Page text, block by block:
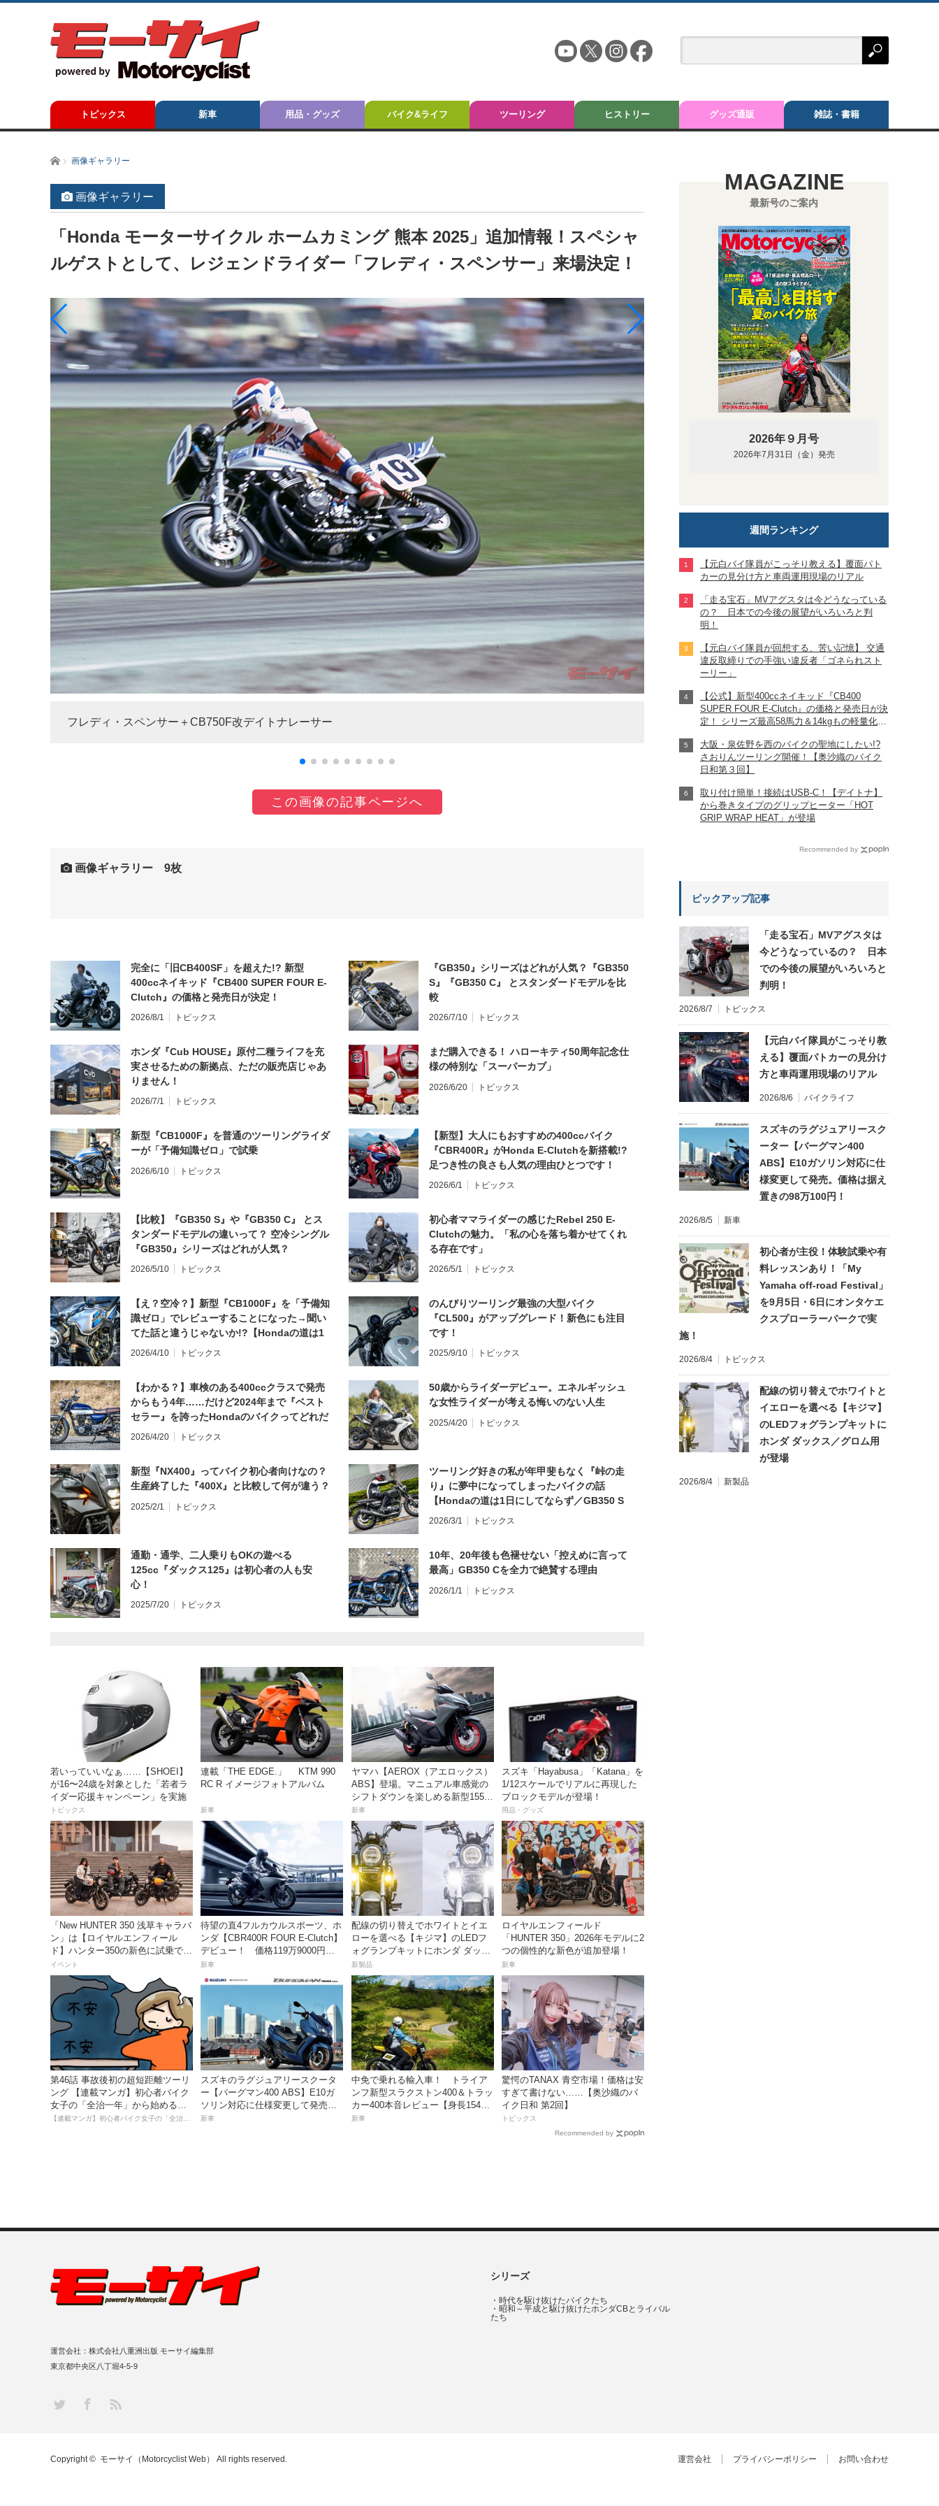
トピックス 新車 用品・グッズ バイク&ライフ ツーリング ヒストリー グッズ通販 雑誌・書籍
ホーム画像ギャラリー
画像ギャラリー
「Honda モーターサイクル ホームカミング 熊本 2025」追加情報！スペシャ
ルゲストとして、レジェンドライダー「フレディ・スペンサー」来場決定！
フレディ・スペンサー＋CB750F改デイトナレーサー
1980年代初頭のF.スペンサー。これ以降、スペンサー
この画像の記事ページへ
画像ギャラリー 9枚
完全に「旧CB400SF」を超えた!? 新型
400ccネイキッド『CB400 SUPER FOUR E-
Clutch』の価格と発売日が決定！
2026/8/1 トピックス
『GB350』シリーズはどれが人気？『GB350
S』『GB350 C』 とスタンダードモデルを比
較
2026/7/10 トピックス
ホンダ『Cub HOUSE』原付二種ライフを充
実させるための新拠点、ただの販売店じゃあ
りません！
2026/7/1 トピックス
まだ購入できる！ ハローキティ50周年記念仕
様の特別な「スーパーカブ」
2026/6/20 トピックス
新型『CB1000F』を普通のツーリングライダ
ーが「予備知識ゼロ」で試乗
2026/6/10 トピックス
【新型】大人にもおすすめの400ccバイク
『CBR400R』がHonda E-Clutchを新搭載!?
足つき性の良さも人気の理由ひとつです！
2026/6/1 トピックス
【比較】『GB350 S』や『GB350 C』 とス
タンダードモデルの違いって？ 空冷シングル
『GB350』シリーズはどれが人気？
2026/5/10 トピックス
初心者ママライダーの感じたRebel 250 E-
Clutchの魅力。「私の心を落ち着かせてくれ
る存在です」
2026/5/1 トピックス
【え？空冷？】新型『CB1000F』を「予備知
識ゼロ」でレビューすることになった→聞い
てた話と違うじゃないか!?【Hondaの道は1
日にしてならず／CB1000F ①第一印象 編】
2026/4/10 トピックス
のんびりツーリング最強の大型バイク
『CL500』がアップグレード！新色にも注目
です！
2025/9/10 トピックス
【わかる？】車検のある400ccクラスで発売
からもう4年……だけど2024年まで『ベスト
セラー』を誇ったHondaのバイクってどれだ
と思う？
2026/4/20 トピックス
50歳からライダーデビュー。エネルギッシュ
な女性ライダーが考える悔いのない人生
2025/4/20 トピックス
新型『NX400』ってバイク初心者向けなの？
生産終了した『400X』と比較して何が違う？
2025/2/1 トピックス
ツーリング好きの私が年甲斐もなく『峠の走
り』に夢中になってしまったバイクの話
【Hondaの道は1日にしてならず／GB350 S
インプレ・レビュー 前編】
2026/3/1 トピックス
通勤・通学、二人乗りもOKの遊べる
125cc『ダックス125』は初心者の人も安
心！
2025/7/20 トピックス
10年、20年後も色褪せない「控えめに言って
最高」GB350 Cを全力で絶賛する理由
2026/1/1 トピックス
若いっていいなぁ……【SHOEI】
が16〜24歳を対象とした「若者ラ
イダー応援キャンペーン」を実施
トピックス
連載「THE EDGE.」 KTM 990
RC R イメージフォトアルバム
新車
ヤマハ【AEROX（アエロックス）
ABS】登場。マニュアル車感覚の
シフトダウンを楽しめる新型155cc
スポーツスクーター8月31日発売。
価格48万1800円
新車
スズキ「Hayabusa」「Katana」を
1/12スケールでリアルに再現した
ブロックモデルが登場！
用品・グッズ
「New HUNTER 350 浅草キャラバ
ン」は【ロイヤルエンフィール
ド】ハンター350の新色に試乗でき
るチャンス！
イベント
待望の直4フルカウルスポーツ、ホ
ンダ【CBR400R FOUR E-Clutch】
デビュー！ 価格119万9000円で9
月18日発売。
新車
配線の切り替えでホワイトとイエ
ローを選べる【キジマ】のLEDフ
ォグランプキットにホンダ ダック
ス／グロム用が登場
新製品
ロイヤルエンフィールド
「HUNTER 350」2026年モデルに2
つの個性的な新色が追加登場！
新車
第46話 事故後初の超短距離ツーリ
ング 【連載マンガ】初心者バイク
女子の「全治一年」から始める起
死回生日記
【連載マンガ】初心者バイク女子の「全治一年」から始める起死回生日記
スズキのラグジュアリースクータ
ー【バーグマン400 ABS】E10ガ
ソリン対応に仕様変更して発売。
価格は据え置きの98万100円！
新車
中免で乗れる輸入車！ トライア
ンフ新型スラクストン400＆トラッ
カー400本音レビュー【身長154cm
の足着きは？】
新車
驚愕のTANAX 青空市場！価格は安
すぎて書けない……【奥沙織のバ
イク日和 第2回】
トピックス
Recommended by
MAGAZINE
最新号のご案内
2026年９月号
2026年7月31日（金）発売
週間ランキング
【元白バイ隊員がこっそり教える】覆面パト
カーの見分け方と車両運用現場のリアル
「走る宝石」MVアグスタは今どうなっている
の？ 日本での今後の展望がいろいろと判
明！
【元白バイ隊員が回想する、苦い記憶】 交通
違反取締りでの手強い違反者「ゴネられスト
ーリー」
【公式】新型400ccネイキッド『CB400
SUPER FOUR E-Clutch』の価格と発売日が決
定！ シリーズ最高58馬力＆14kgもの軽量化!?
【Honda2026新車ニュース】
大阪・泉佐野を西のバイクの聖地にしたい!?
さおりんツーリング開催！【奥沙織のバイク
日和第３回】
取り付け簡単！接続はUSB-C！【デイトナ】
から巻きタイプのグリップヒーター「HOT
GRIP WRAP HEAT」が登場
Recommended by
ピックアップ記事
「走る宝石」MVアグスタは
今どうなっているの？ 日本
での今後の展望がいろいろと
判明！
2026/8/7 トピックス
【元白バイ隊員がこっそり教
える】覆面パトカーの見分け
方と車両運用現場のリアル
2026/8/6 バイクライフ
スズキのラグジュアリースク
ーター【バーグマン400
ABS】E10ガソリン対応に仕
様変更して発売。価格は据え
置きの98万100円！
2026/8/5 新車
初心者が主役！体験試乗や有
料レッスンあり！「My
Yamaha off-road Festival」
を9月5日・6日にオンタケエ
クスプローラーパークで実
施！
2026/8/4 トピックス
配線の切り替えでホワイトと
イエローを選べる【キジマ】
のLEDフォグランプキットに
ホンダ ダックス／グロム用
が登場
2026/8/4 新製品
シリーズ
・ 時代を駆け抜けたバイクたち
・ 昭和～平成と駆け抜けたホンダCBとライバル
たち
運営会社：株式会社八重洲出版 モーサイ編集部
東京都中央区八丁堀4-5-9
Twitter Facebook
RSS
運営会社 プライバシーポリシー お問い合わせ
Copyright © モーサイ（Motorcyclist Web） All rights reserved.